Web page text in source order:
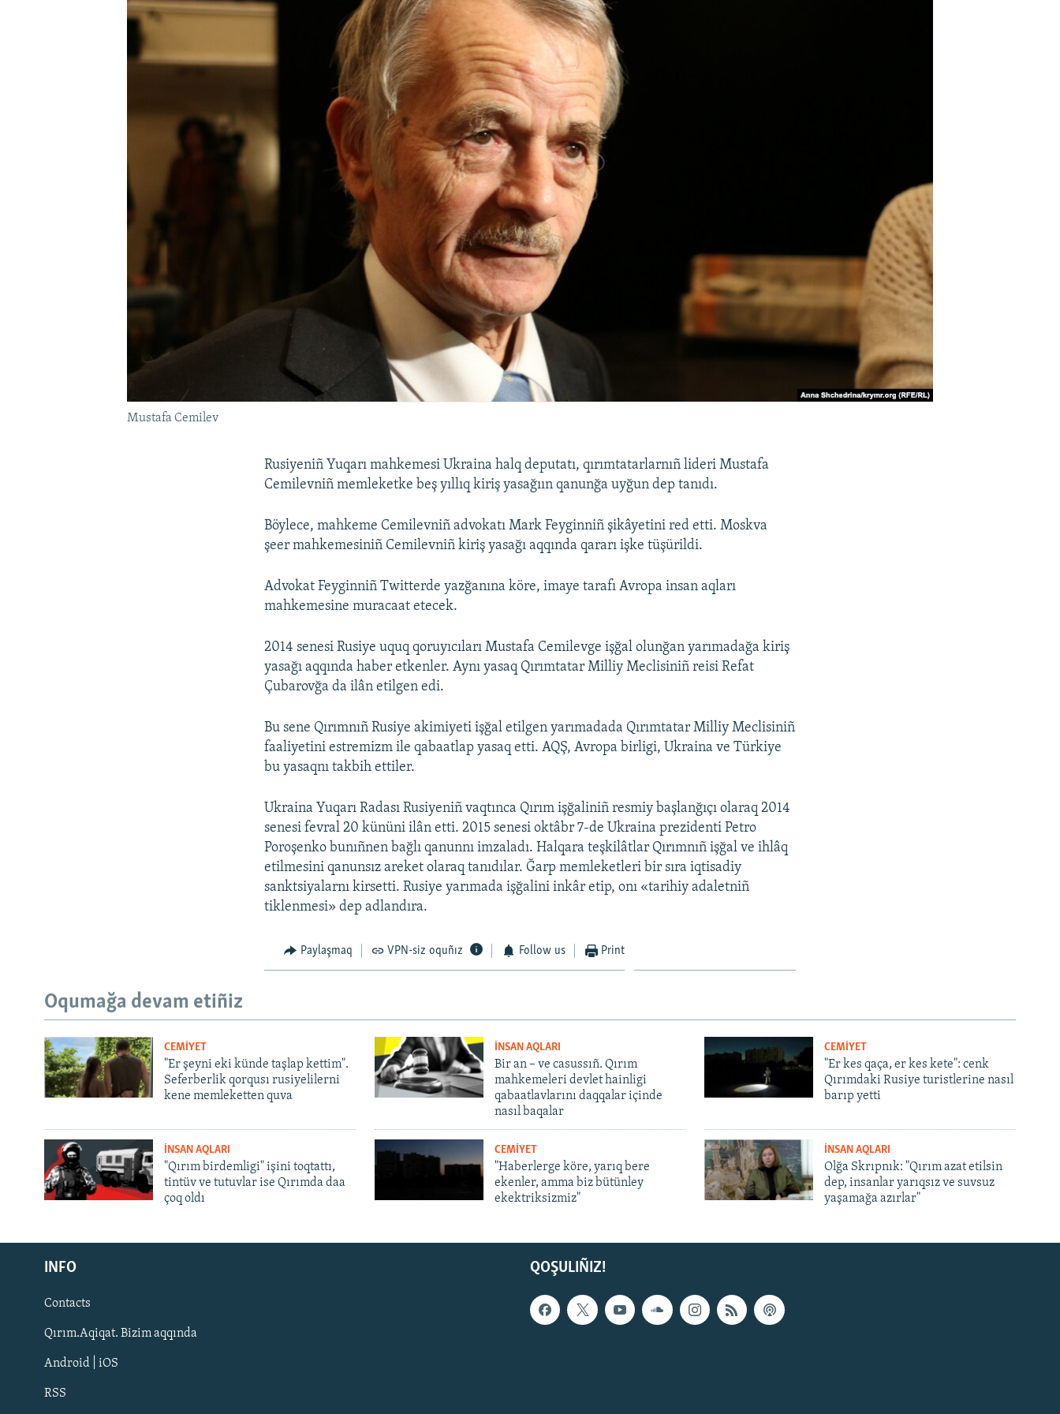
Русский
Українською
QOŞULIÑIZ!
Mustafa Cemilev
Rusiyeniñ Yuqarı mahkemesi Ukraina halq deputatı, qırımtatarlarnıñ lideri Mustafa
Cemilevniñ memleketke beş yıllıq kiriş yasağıın qanunğa uyğun dep tanıdı.
Böylece, mahkeme Cemilevniñ advokatı Mark Feyginniñ şikâyetini red etti. Moskva
şeer mahkemesiniñ Cemilevniñ kiriş yasağı aqqında qararı işke tüşürildi.
Advokat Feyginniñ Twitterde yazğanına köre, imaye tarafı Avropa insan aqları
mahkemesine muracaat etecek.
2014 senesi Rusiye uquq qoruyıcıları Mustafa Cemilevge işğal olunğan yarımadağa kiriş
yasağı aqqında haber etkenler. Aynı yasaq Qırımtatar Milliy Meclisiniñ reisi Refat
Çubarovğa da ilân etilgen edi.
Bu sene Qırımnıñ Rusiye akimiyeti işğal etilgen yarımadada Qırımtatar Milliy Meclisiniñ
faaliyetini estremizm ile qabaatlap yasaq etti. AQŞ, Avropa birligi, Ukraina ve Türkiye
bu yasaqnı takbih ettiler.
Ukraina Yuqarı Radası Rusiyeniñ vaqtınca Qırım işğaliniñ resmiy başlanğıçı olaraq 2014
senesi fevral 20 kününi ilân etti. 2015 senesi oktâbr 7-de Ukraina prezidenti Petro
Poroşenko bunıñnen bağlı qanunnı imzaladı. Halqara teşkilâtlar Qırımnıñ işğal ve ihlâq
etilmesini qanunsız areket olaraq tanıdılar. Ğarp memleketleri bir sıra iqtisadiy
sanktsiyalarnı kirsetti. Rusiye yarımada işğalini inkâr etip, onı «tarihiy adaletniñ
tiklenmesi» dep adlandıra.
Paylaşmaq VPN-siz oquñız Follow us Print
Oqumağa devam etiñiz
CEMİYET
"Er şeyni eki künde taşlap kettim".
Seferberlik qorqusı rusiyelilerni
kene memleketten quva
İNSAN AQLARI
Bir an – ve casussıñ. Qırım
mahkemeleri devlet hainligi
qabaatlavlarını daqqalar içinde
nasıl baqalar
CEMİYET
"Er kes qaça, er kes kete": cenk
Qırımdaki Rusiye turistlerine nasıl
barıp yetti
İNSAN AQLARI
"Qırım birdemligi" işini toqtattı,
tintüv ve tutuvlar ise Qırımda daa
çoq oldı
CEMİYET
"Haberlerge köre, yarıq bere
ekenler, amma biz bütünley
ekektriksizmiz"
İNSAN AQLARI
Olğa Skrıpnık: "Qırım azat etilsin
dep, insanlar yarıqsız ve suvsuz
yaşamağa azırlar"
QOŞULIÑIZ!
INFO
Contacts
Qırım.Aqiqat. Bizim aqqında
Android | iOS
RSS